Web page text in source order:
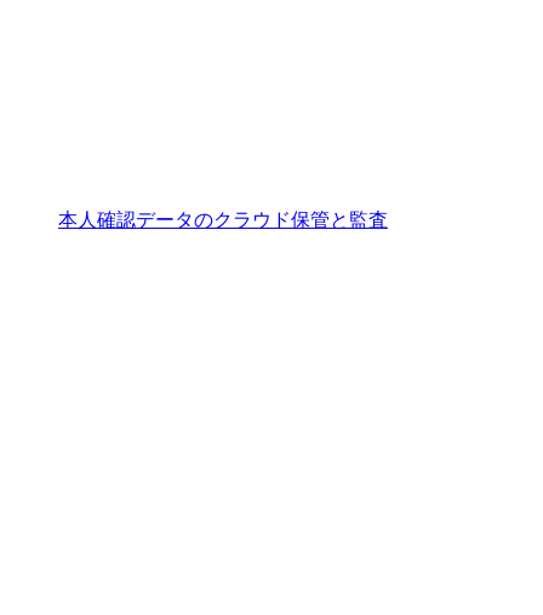
本人確認データのクラウド保管と監査